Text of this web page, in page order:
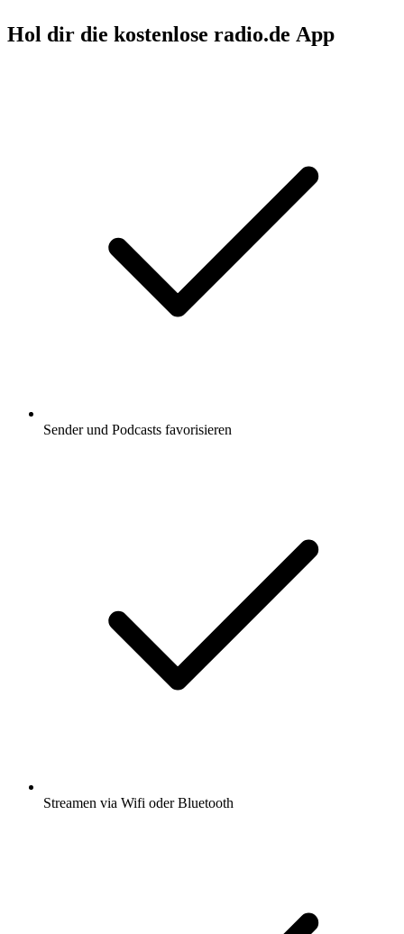
Hol dir die kostenlose radio.de App
Sender und Podcasts favorisieren
Streamen via Wifi oder Bluetooth